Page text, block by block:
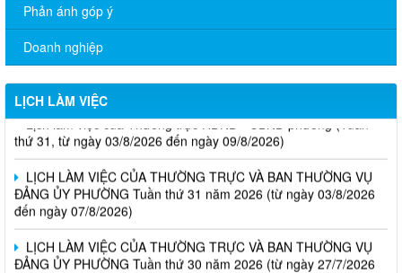
Phản ánh góp ý
Doanh nghiệp
LỊCH LÀM VIỆC
Lịch làm việc của Thường trực HĐND - UBND phường (Tuần
thứ 31, từ ngày 03/8/2026 đến ngày 09/8/2026)
LỊCH LÀM VIỆC CỦA THƯỜNG TRỰC VÀ BAN THƯỜNG VỤ
ĐẢNG ỦY PHƯỜNG Tuần thứ 31 năm 2026 (từ ngày 03/8/2026
đến ngày 07/8/2026)
LỊCH LÀM VIỆC CỦA THƯỜNG TRỰC VÀ BAN THƯỜNG VỤ
ĐẢNG ỦY PHƯỜNG Tuần thứ 30 năm 2026 (từ ngày 27/7/2026
đến ngày 31/7/2026)